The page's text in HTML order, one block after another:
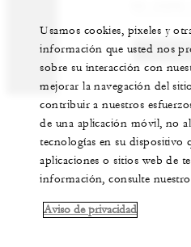
Usamos cookies, pixeles y
información que usted nos
sobre su interacción con
mejorar la navegación del
contribuir a nuestros
de una aplicación móvil, no
tecnologías en su dispositivo
aplicaciones o sitios web de
información, consulte
Aviso de privacidad